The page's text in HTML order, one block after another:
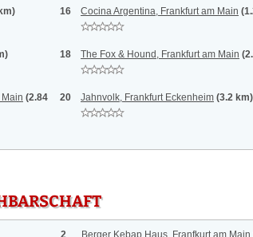
16 Cocina Argentina, Frankfurt am Main
18 The Fox & Hound, Frankfurt am Main
(2.84
20 Jahnvolk, Frankfurt Eckenheim (3.2 km)
2 Berger Kebap Haus, Franfkurt am Main